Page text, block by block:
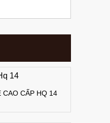
CAO CẤP HQ 14